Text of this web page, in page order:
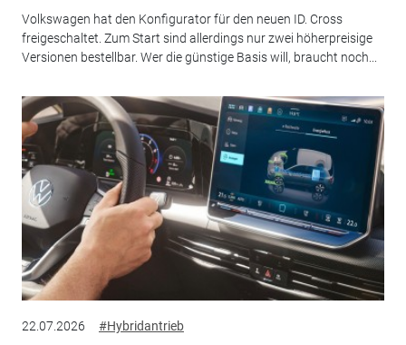
Volkswagen hat den Konfigurator für den neuen ID. Cross
freigeschaltet. Zum Start sind allerdings nur zwei höherpreisige
Versionen bestellbar. Wer die günstige Basis will, braucht noch...
22.07.2026 #Hybridantrieb